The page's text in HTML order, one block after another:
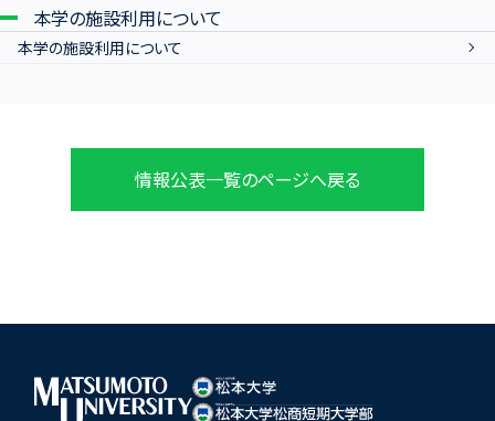
本学の施設利用について
本学の施設利用について
情報公表一覧のページへ戻る